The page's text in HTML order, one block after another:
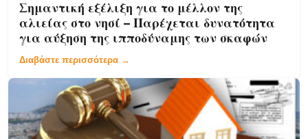
Σημαντική εξέλιξη για το μέλλον της
αλιείας στο νησί – Παρέχεται δυνατότητα
για αύξηση της ιπποδύναμης των σκαφών
Διαβάστε περισσότερα →